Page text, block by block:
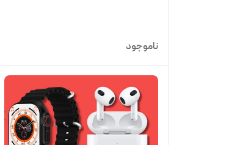
ناموجود